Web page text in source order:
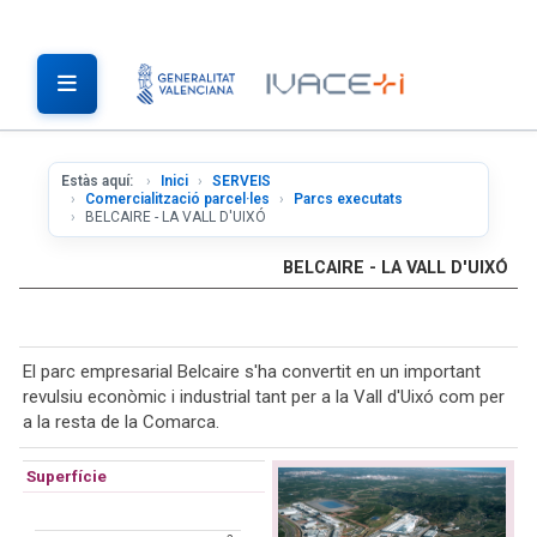
Estàs aquí: Inici
SERVEIS
Comercialització parcel·les
Parcs executats
BELCAIRE - LA VALL D'UIXÓ
BELCAIRE - LA VALL D'UIXÓ
El parc empresarial Belcaire s'ha convertit en un important
revulsiu econòmic i industrial tant per a la Vall d'Uixó com per
a la resta de la Comarca.
Superfície